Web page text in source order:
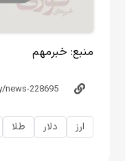
منبع: خبرمهم
ارز دلار طلا